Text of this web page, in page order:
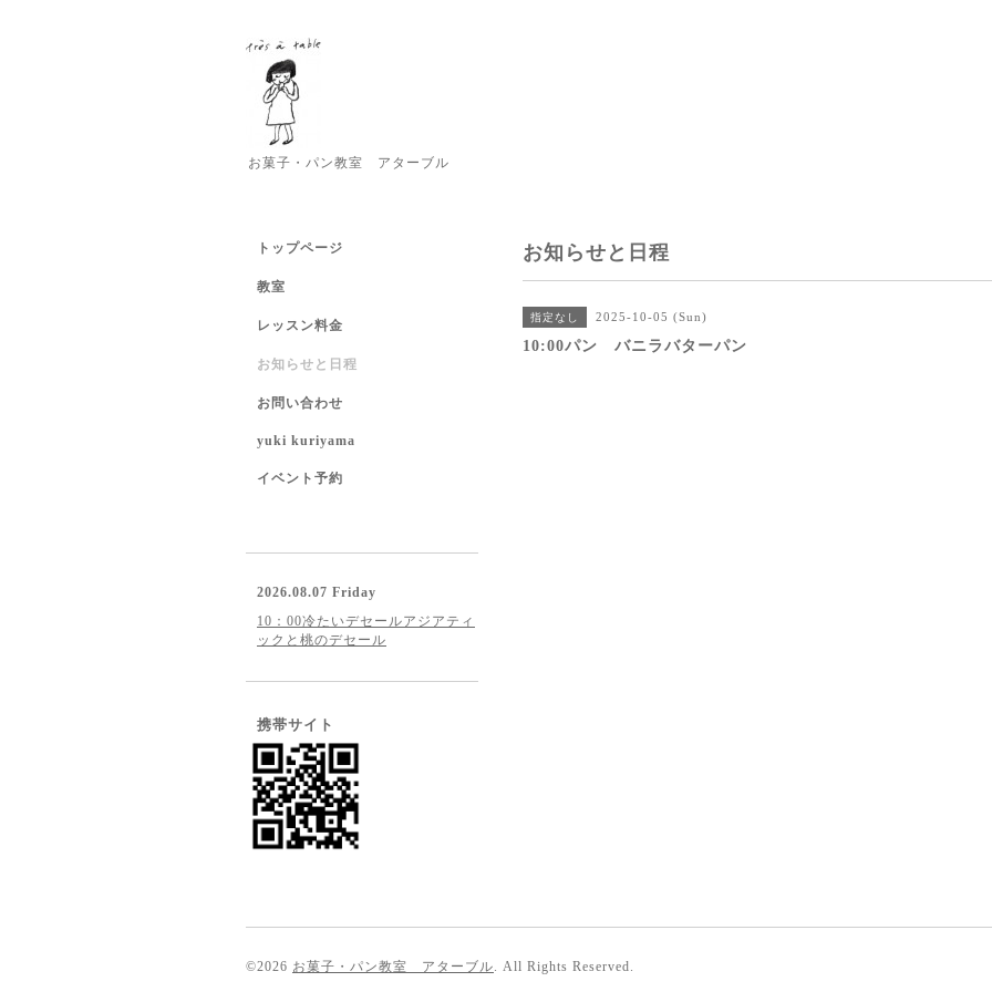
お菓子・パン教室 アターブル
お知らせと日程
指定なし 2025-10-05 (Sun)
10:00パン バニラバターパン
トップページ
教室
レッスン料金
お知らせと日程
お問い合わせ
yuki kuriyama
イベント予約
2026.08.07 Friday
10：00冷たいデセールアジアティ
ックと桃のデセール
携帯サイト
©2026 お菓子・パン教室 アターブル. All Rights Reserved.